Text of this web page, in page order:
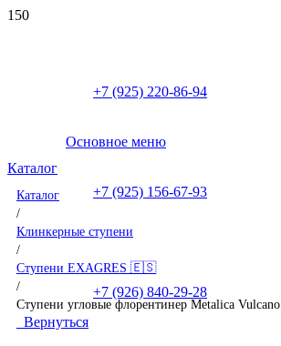
+7 (925) 220-86-94
+7 (925) 156-67-93
+7 (926) 840-29-28
Основное меню
Каталог
Каталог
/
Клинкерные ступени
/
Ступени EXAGRES 🇪🇸
/
Ступени угловые флорентинер Metalica Vulcano
Вернуться